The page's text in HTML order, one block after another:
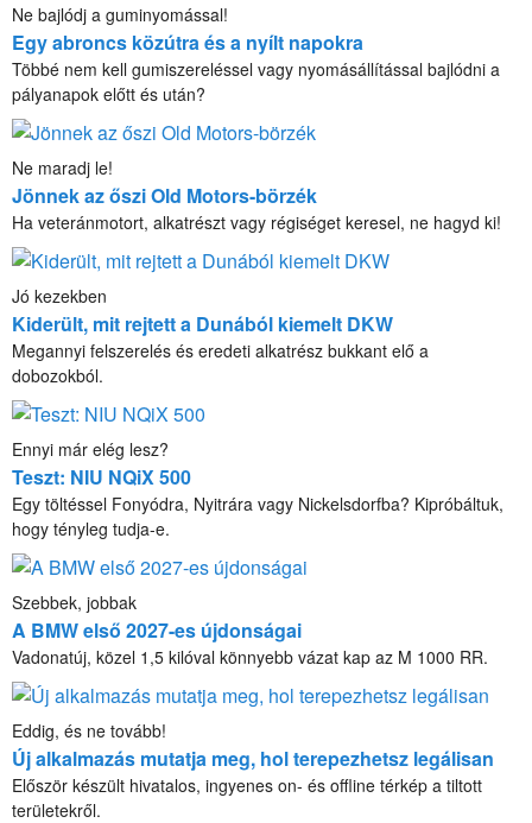
Ne bajlódj a guminyomással!
Egy abroncs közútra és a nyílt napokra
Többé nem kell gumiszereléssel vagy nyomásállítással bajlódni a
pályanapok előtt és után?
Ne maradj le!
Jönnek az őszi Old Motors-börzék
Ha veteránmotort, alkatrészt vagy régiséget keresel, ne hagyd ki!
Jó kezekben
Kiderült, mit rejtett a Dunából kiemelt DKW
Megannyi felszerelés és eredeti alkatrész bukkant elő a
dobozokból.
Ennyi már elég lesz?
Teszt: NIU NQiX 500
Egy töltéssel Fonyódra, Nyitrára vagy Nickelsdorfba? Kipróbáltuk,
hogy tényleg tudja-e.
Szebbek, jobbak
A BMW első 2027-es újdonságai
Vadonatúj, közel 1,5 kilóval könnyebb vázat kap az M 1000 RR.
Eddig, és ne tovább!
Új alkalmazás mutatja meg, hol terepezhetsz legálisan
Először készült hivatalos, ingyenes on- és offline térkép a tiltott
területekről.